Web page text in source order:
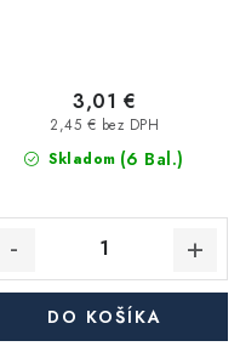
Skladom (6 Bal.)
2,45 € bez DPH
3,01 €
DO KOŠÍKA